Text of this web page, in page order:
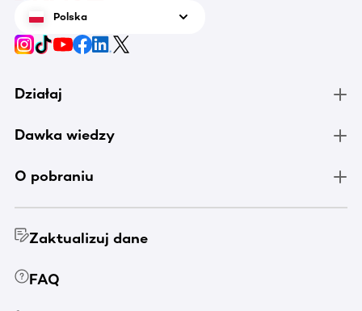
Polska
Działaj
Dawka wiedzy
O pobraniu
Zaktualizuj dane
FAQ